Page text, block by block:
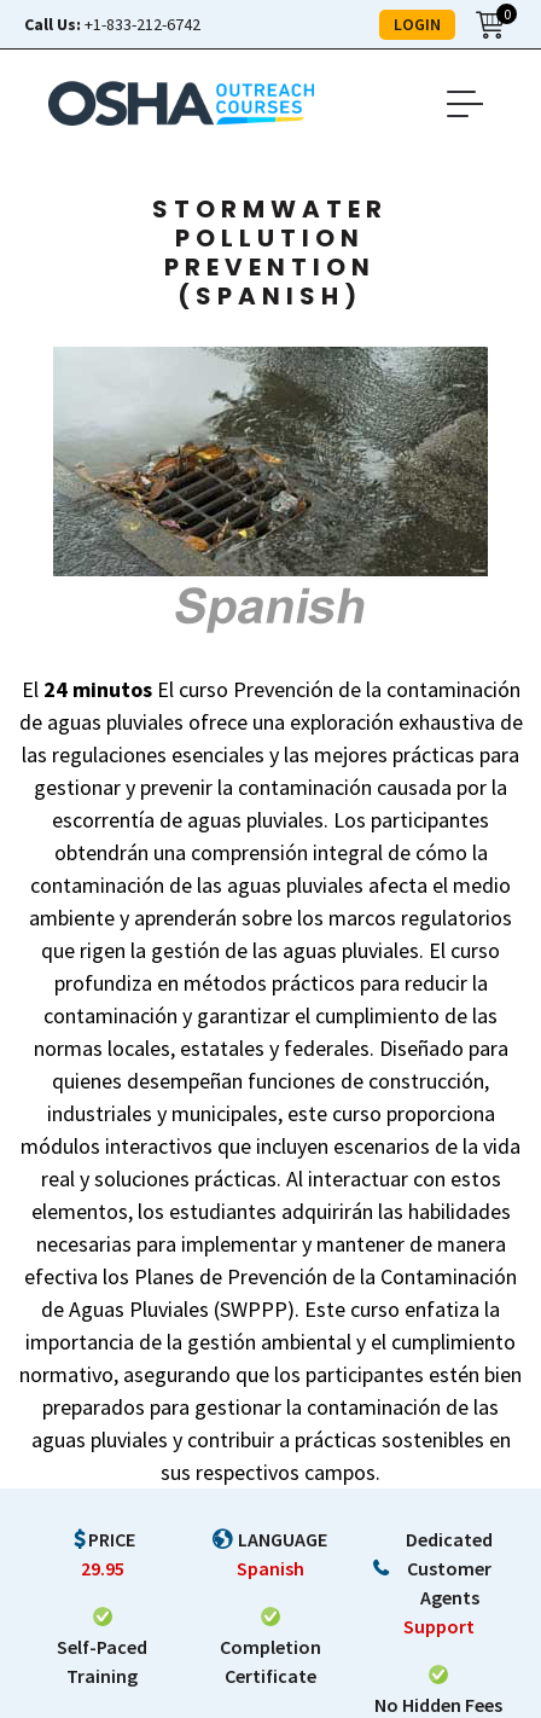
Call Us: +1-833-212-6742 LOGIN 0
STORMWATER
POLLUTION
PREVENTION
(SPANISH)
El 24 minutosEl curso Prevención de la contaminación
de aguas pluviales ofrece una exploración exhaustiva de
las regulaciones esenciales y las mejores prácticas para
gestionar y prevenir la contaminación causada por la
escorrentía de aguas pluviales. Los participantes
obtendrán una comprensión integral de cómo la
contaminación de las aguas pluviales afecta el medio
ambiente y aprenderán sobre los marcos regulatorios
que rigen la gestión de las aguas pluviales. El curso
profundiza en métodos prácticos para reducir la
contaminación y garantizar el cumplimiento de las
normas locales, estatales y federales. Diseñado para
quienes desempeñan funciones de construcción,
industriales y municipales, este curso proporciona
módulos interactivos que incluyen escenarios de la vida
real y soluciones prácticas. Al interactuar con estos
elementos, los estudiantes adquirirán las habilidades
necesarias para implementar y mantener de manera
efectiva los Planes de Prevención de la Contaminación
de Aguas Pluviales (SWPPP). Este curso enfatiza la
importancia de la gestión ambiental y el cumplimiento
normativo, asegurando que los participantes estén bien
preparados para gestionar la contaminación de las
aguas pluviales y contribuir a prácticas sostenibles en
sus respectivos campos.
PRICE
29.95
Self-Paced
Training
LANGUAGE
Spanish
Completion
Certificate
Dedicated
Customer
Agents
Support
No Hidden Fees